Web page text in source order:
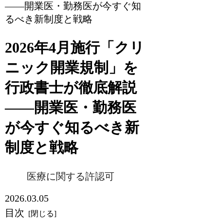
——開業医・勤務医が今すぐ知
るべき新制度と戦略
2026年4月施行「クリ
ニック開業規制」を
行政書士が徹底解説
——開業医・勤務医
が今すぐ知るべき新
制度と戦略
医療に関する許認可
2026.03.05
目次